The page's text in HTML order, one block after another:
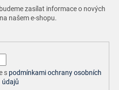
y
v
ý
i
zasílat informace o nových
našem e-shopu.
s podmínkami ochrany osobních
údajů